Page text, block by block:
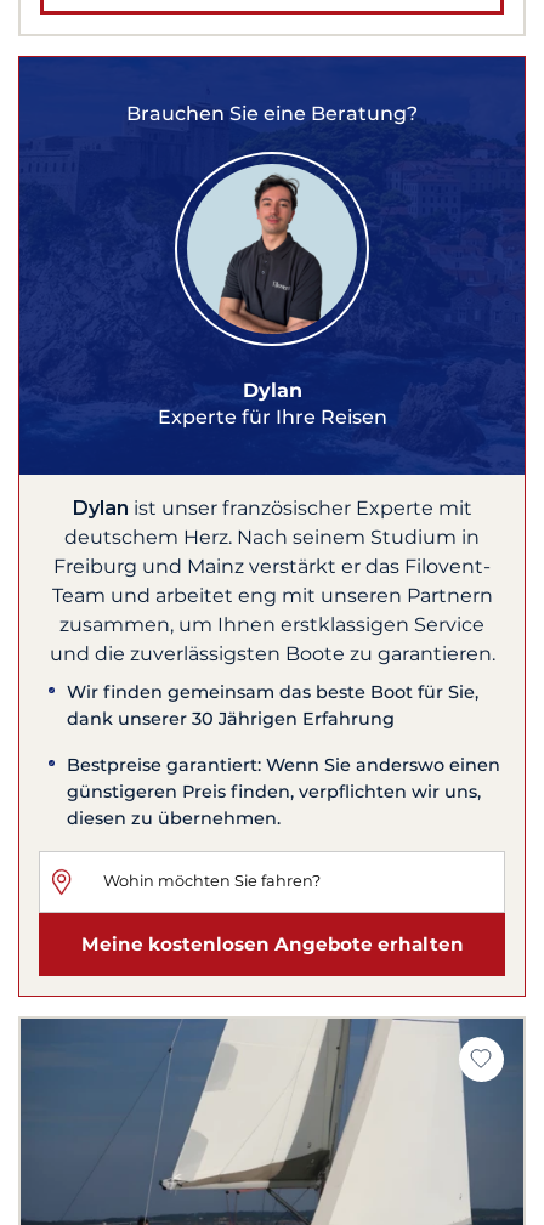
Brauchen Sie eine Beratung?
Dylan
Experte für Ihre Reisen
Dylan ist unser französischer Experte mit
deutschem Herz. Nach seinem Studium in
Freiburg und Mainz verstärkt er das Filovent-
Team und arbeitet eng mit unseren Partnern
zusammen, um Ihnen erstklassigen Service
und die zuverlässigsten Boote zu garantieren.
Wir finden gemeinsam das beste Boot für Sie,
dank unserer 30 Jährigen Erfahrung
Bestpreise garantiert: Wenn Sie anderswo einen
günstigeren Preis finden, verpflichten wir uns,
diesen zu übernehmen.
Meine kostenlosen Angebote erhalten